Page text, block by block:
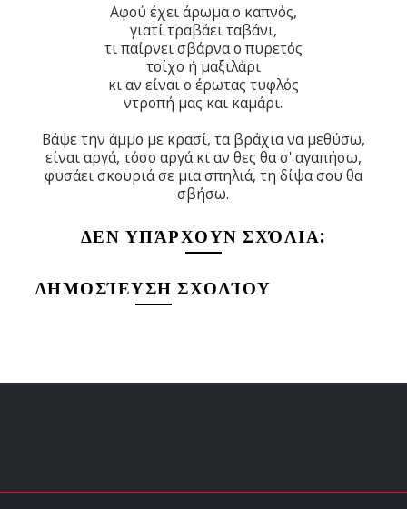
Αφού έχει άρωμα ο καπνός,
γιατί τραβάει ταβάνι,
τι παίρνει σβάρνα ο πυρετός
τοίχο ή μαξιλάρι
κι αν είναι ο έρωτας τυφλός
ντροπή μας και καμάρι.
Βάψε την άμμο με κρασί, τα βράχια να μεθύσω,
είναι αργά, τόσο αργά κι αν θες θα σ' αγαπήσω,
φυσάει σκουριά σε μια σπηλιά, τη δίψα σου θα
σβήσω.
ΔΕΝ ΥΠΆΡΧΟΥΝ ΣΧΌΛΙΑ:
ΔΗΜΟΣΊΕΥΣΗ ΣΧΟΛΊΟΥ